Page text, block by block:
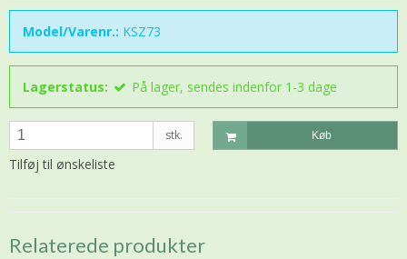
Model/Varenr.: KSZ73
Lagerstatus: På lager, sendes indenfor 1-3 dage
stk. Køb
Tilføj til ønskeliste
Relaterede produkter